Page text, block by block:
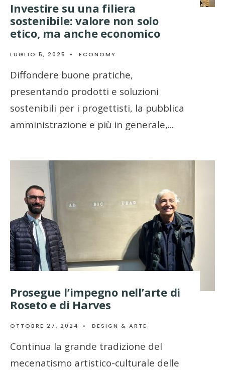
Investire su una filiera
sostenibile: valore non solo
etico, ma anche economico
LUGLIO 5, 2025 • ECONOMY
Diffondere buone pratiche,
presentando prodotti e soluzioni
sostenibili per i progettisti, la pubblica
amministrazione e più in generale,...
Prosegue l’impegno nell’arte di
Roseto e di Harves
OTTOBRE 27, 2024 • DESIGN & ARTE
Continua la grande tradizione del
mecenatismo artistico-culturale delle